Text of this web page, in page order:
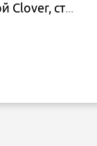
Clover Крючок с ручкой Clover, стальной